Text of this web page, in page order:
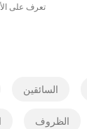
تعرف على
السائقين
الظروف